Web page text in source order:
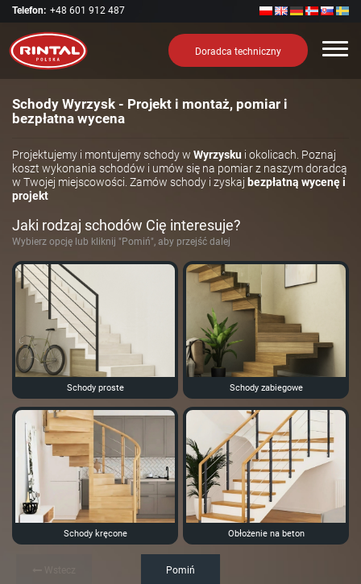
Telefon: +48 601 912 487
Doradca techniczny
Schody Wyrzysk - Projekt i montaż, pomiar i
bezpłatna wycena
Projektujemy i montujemy schody w Wyrzysku i okolicach. Poznaj
koszt wykonania schodów i umów się na pomiar z naszym doradcą
w Twojej miejscowości. Zamów schody i zyskaj bezpłatną wycenę i
projekt
Jaki rodzaj schodów Cię interesuje?
Wybierz opcję lub kliknij "Pomiń", aby przejść dalej
Schody proste Schody zabiegowe
Schody kręcone Obłożenie na beton
Pomiń